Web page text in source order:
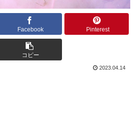
Facebook Pinterest
コピー
2023.04.14